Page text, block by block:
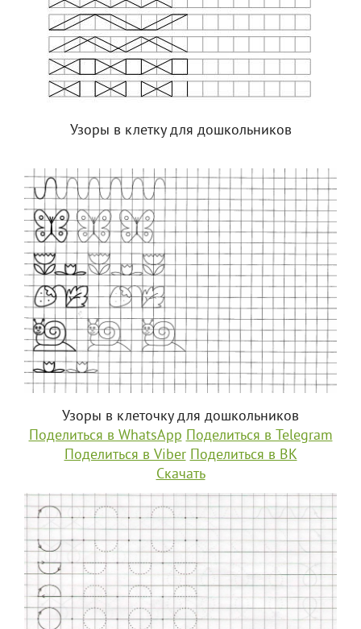
Узоры в клетку для дошкольников
Узоры в клеточку для дошкольников
Поделиться в WhatsApp Поделиться в Telegram
Поделиться в Viber Поделиться в ВК
Скачать